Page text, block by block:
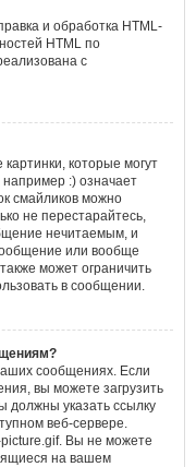
и обработка HTML-
HTML по
с
которые могут
:) означает
смайликов можно
не перестарайтесь,
нечитаемым, и
или вообще
может ограничить
в сообщении.
сообщениях. Если
вы можете загрузить
должны указать ссылку
веб-сервере.
Вы не можете
на вашем